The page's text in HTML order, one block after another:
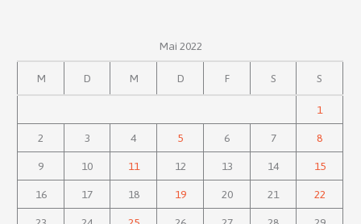
Mai 2022
M D M D F S S
1
2 3 4 5 6 7 8
9 10 11 12 13 14 15
16 17 18 19 20 21 22